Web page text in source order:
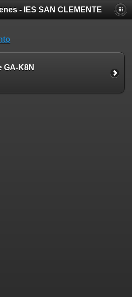
- IES SAN CLEMENTE
GA-K8N